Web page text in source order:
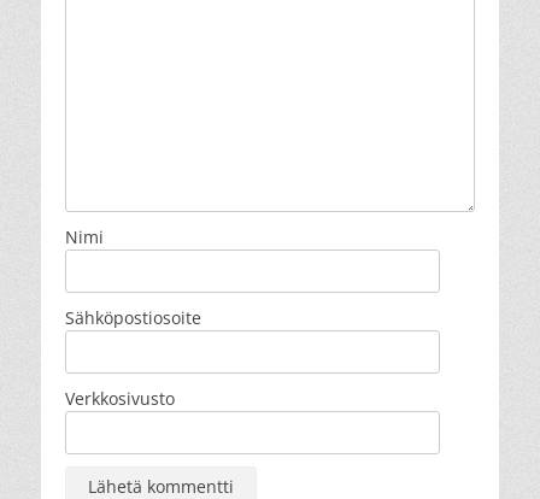
Nimi
Sähköpostiosoite
Verkkosivusto